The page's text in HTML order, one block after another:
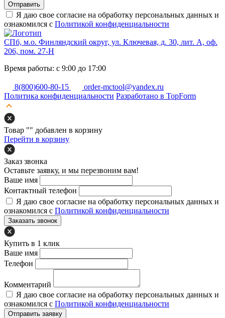
Отправить
Я даю свое согласие на обработку персональных данных и
ознакомился с Политикой конфиденциальности
СПб, м.о. Финляндский округ, ул. Ключевая, д. 30, лит. А, оф.
206, пом. 27-Н
Время работы: с 9:00 до 17:00
8(800)600-80-15
order-mctool@yandex.ru
Политика конфиденциальности Разработано в TopForm
Товар "" добавлен в корзину
Перейти в корзину
Заказ звонка
Оставьте заявку, и мы перезвоним вам!
Ваше имя
Контактный телефон
Я даю свое согласие на обработку персональных данных и
ознакомился с Политикой конфиденциальности
Заказать звонок
Купить в 1 клик
Ваше имя
Телефон
Комментарий
Я даю свое согласие на обработку персональных данных и
ознакомился с Политикой конфиденциальности
Отправить заявку